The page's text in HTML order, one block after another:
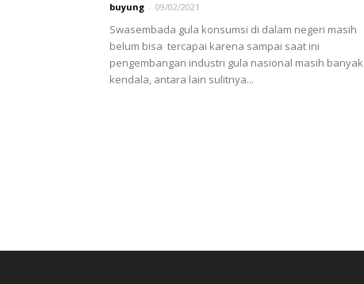
buyung - 09/02/2021
Swasembada gula konsumsi di dalam negeri masih
belum bisa tercapai karena sampai saat ini
pengembangan industri gula nasional masih banyak
kendala, antara lain sulitnya...